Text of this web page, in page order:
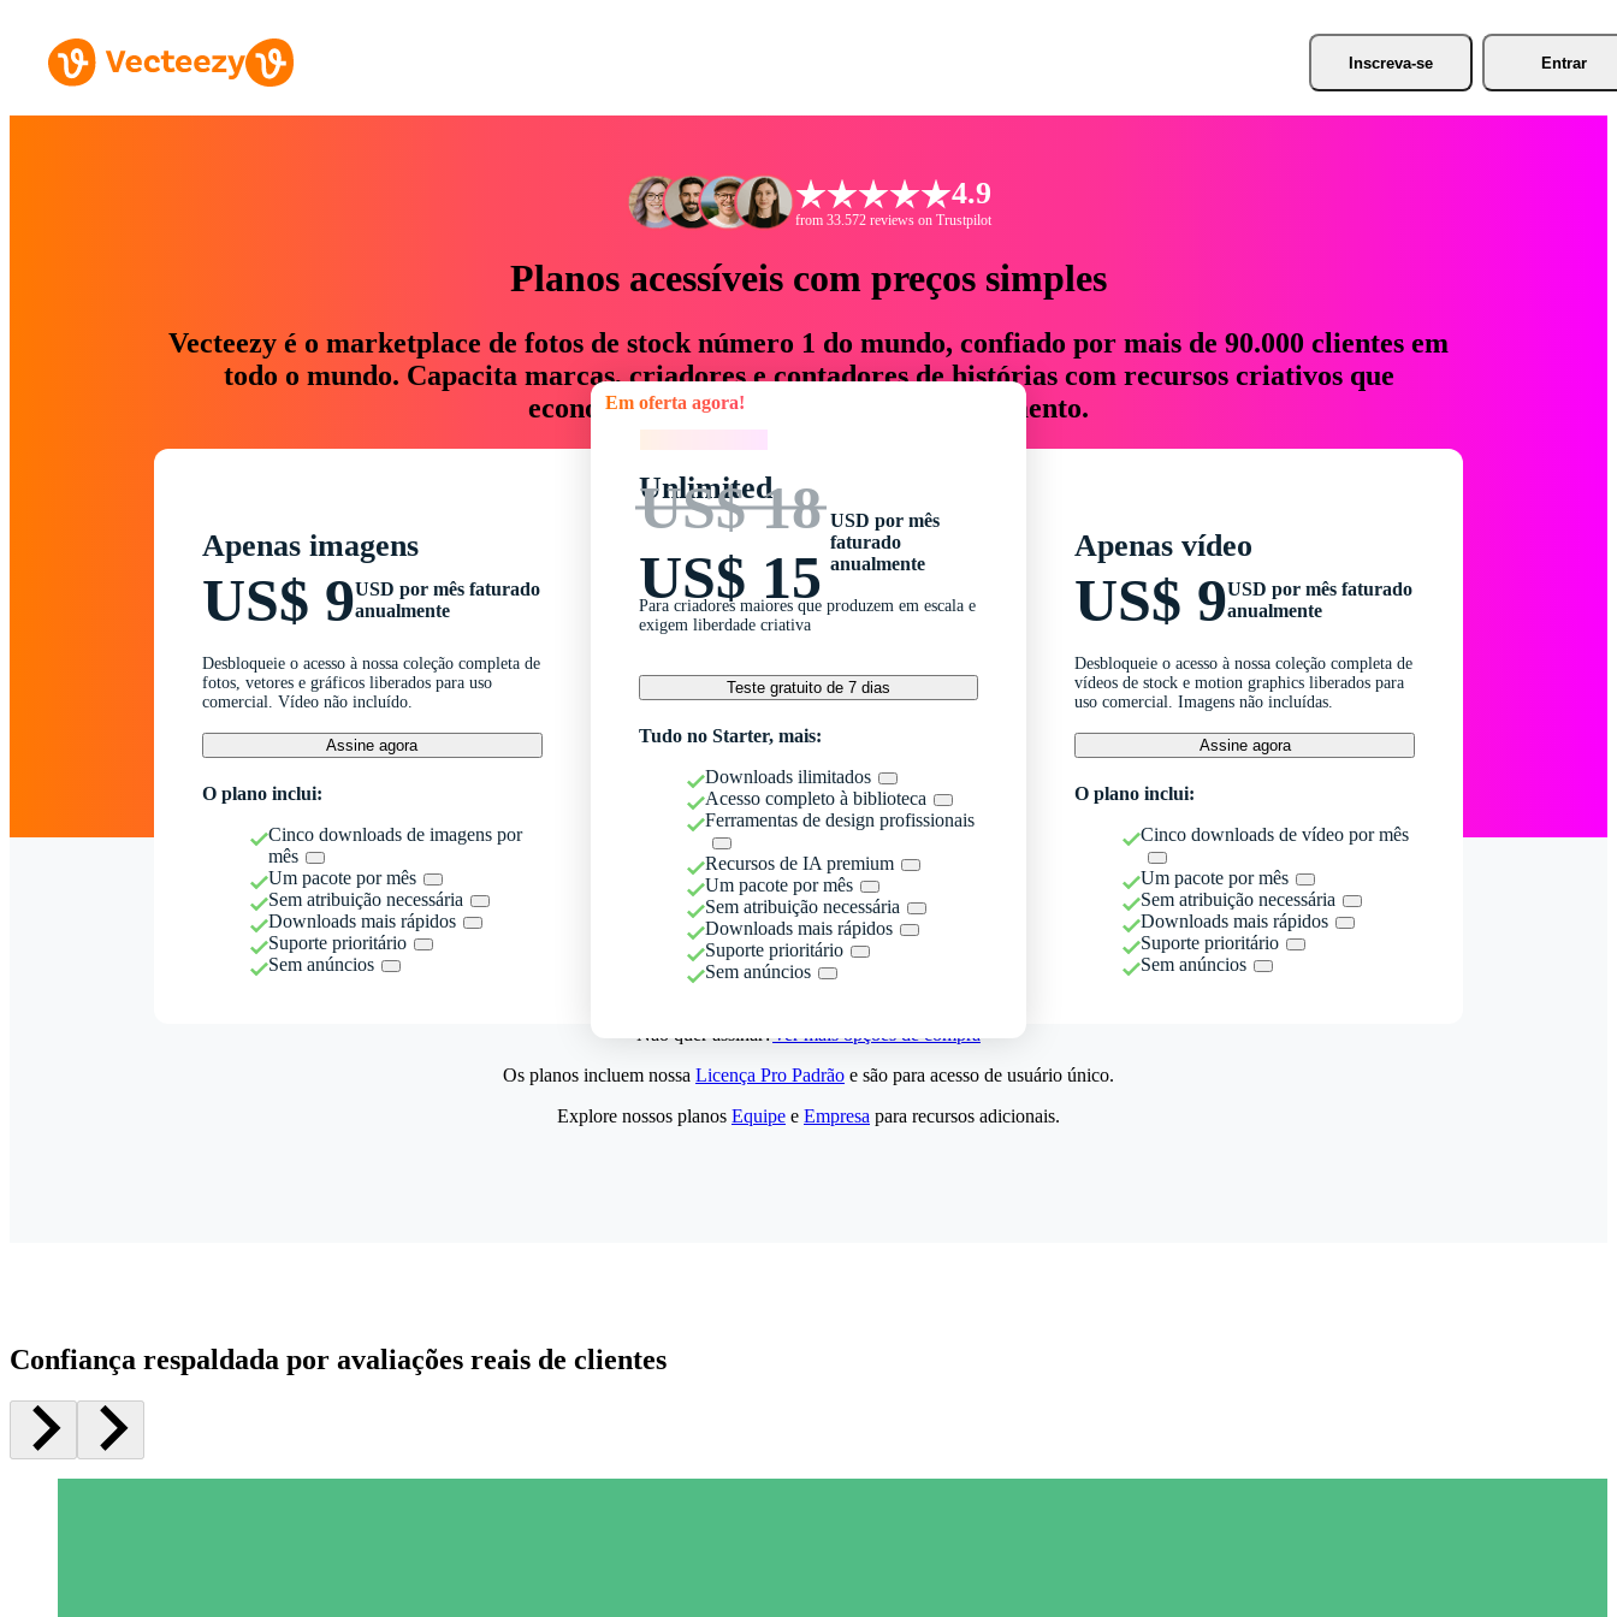
Inscreva-se Entrar
4.9
from 33.572 reviews on Trustpilot
Planos acessíveis com preços simples
Vecteezy é o marketplace de fotos de stock número 1 do mundo, confiado por mais de 90.000 clientes em
todo o mundo. Capacita marcas, criadores e contadores de histórias com recursos criativos que
economizam até 76% em tempo e orçamento.
Apenas imagens
US$ 9USD por mês faturado
anualmente
Desbloqueie o acesso à nossa coleção completa de
fotos, vetores e gráficos liberados para uso
comercial. Vídeo não incluído.
Assine agora
O plano inclui:
Cinco downloads de imagens por
mês
Um pacote por mês
Sem atribuição necessária
Downloads mais rápidos
Suporte prioritário
Sem anúncios
Em oferta agora!
Unlimited
US$ 18
US$ 15
USD por mês
faturado
anualmente
Para criadores maiores que produzem em escala e
exigem liberdade criativa
Teste gratuito de 7 dias
Tudo no Starter, mais:
Downloads ilimitados
Acesso completo à biblioteca
Ferramentas de design profissionais
Recursos de IA premium
Um pacote por mês
Sem atribuição necessária
Downloads mais rápidos
Suporte prioritário
Sem anúncios
Apenas vídeo
US$ 9USD por mês faturado
anualmente
Desbloqueie o acesso à nossa coleção completa de
vídeos de stock e motion graphics liberados para
uso comercial. Imagens não incluídas.
Assine agora
O plano inclui:
Cinco downloads de vídeo por mês
Um pacote por mês
Sem atribuição necessária
Downloads mais rápidos
Suporte prioritário
Sem anúncios
Não quer assinar?Ver mais opções de compra
Os planos incluem nossa Licença Pro Padrão e são para acesso de usuário único.
Explore nossos planos Equipe e Empresa para recursos adicionais.
Confiança respaldada por avaliações reais de clientes